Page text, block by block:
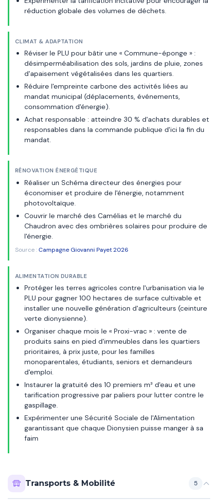
réduction globale des volumes de déchets.
CLIMAT & ADAPTATION
Réviser le PLU pour bâtir une « Commune-éponge » :
désimperméabilisation des sols, jardins de pluie, zones
d'apaisement végétalisées dans les quartiers.
Réduire l'empreinte carbone des activités liées au
mandat municipal (déplacements, événements,
consommation d'énergie).
Achat responsable : atteindre 30 % d'achats durables et
responsables dans la commande publique d'ici la fin du
mandat.
RÉNOVATION ÉNERGÉTIQUE
Réaliser un Schéma directeur des énergies pour
économiser et produire de l'énergie, notamment
photovoltaïque.
Couvrir le marché des Camélias et le marché du
Chaudron avec des ombrières solaires pour produire de
l'énergie.
Source : Campagne Giovanni Payet 2026
ALIMENTATION DURABLE
Protéger les terres agricoles contre l'urbanisation via le
PLU pour gagner 100 hectares de surface cultivable et
installer une nouvelle génération d'agriculteurs (ceinture
verte dionysienne).
Organiser chaque mois le « Proxi-vrac » : vente de
produits sains en pied d'immeubles dans les quartiers
prioritaires, à prix juste, pour les familles
monoparentales, étudiants, seniors et demandeurs
d'emploi.
Instaurer la gratuité des 10 premiers m³ d'eau et une
tarification progressive par paliers pour lutter contre le
gaspillage.
Expérimenter une Sécurité Sociale de l'Alimentation
garantissant que chaque Dionysien puisse manger à sa
faim
Transports & Mobilité 5